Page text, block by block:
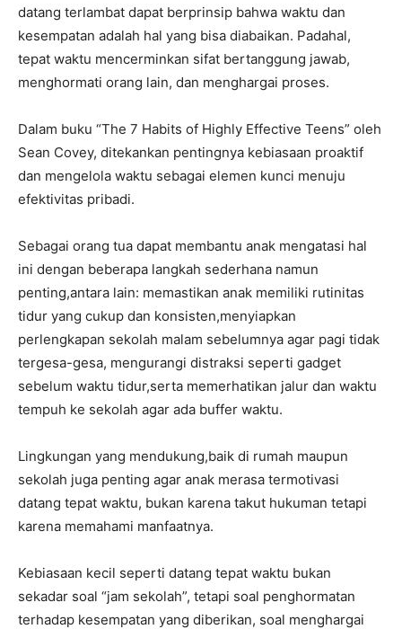
datang terlambat dapat berprinsip bahwa waktu dan
kesempatan adalah hal yang bisa diabaikan. Padahal,
tepat waktu mencerminkan sifat bertanggung jawab,
menghormati orang lain, dan menghargai proses.
Dalam buku “The 7 Habits of Highly Effective Teens” oleh
Sean Covey, ditekankan pentingnya kebiasaan proaktif
dan mengelola waktu sebagai elemen kunci menuju
efektivitas pribadi.
Sebagai orang tua dapat membantu anak mengatasi hal
ini dengan beberapa langkah sederhana namun
penting,antara lain: memastikan anak memiliki rutinitas
tidur yang cukup dan konsisten,menyiapkan
perlengkapan sekolah malam sebelumnya agar pagi tidak
tergesa-gesa, mengurangi distraksi seperti gadget
sebelum waktu tidur,serta memerhatikan jalur dan waktu
tempuh ke sekolah agar ada buffer waktu.
Lingkungan yang mendukung,baik di rumah maupun
sekolah juga penting agar anak merasa termotivasi
datang tepat waktu, bukan karena takut hukuman tetapi
karena memahami manfaatnya.
Kebiasaan kecil seperti datang tepat waktu bukan
sekadar soal “jam sekolah”, tetapi soal penghormatan
terhadap kesempatan yang diberikan, soal menghargai